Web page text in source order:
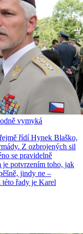
vymyká
řídí Hynek Blaško,
Z ozbrojených sil
se pravidelně
je potvrzením toho, jak
jindy ne –
řady je Karel